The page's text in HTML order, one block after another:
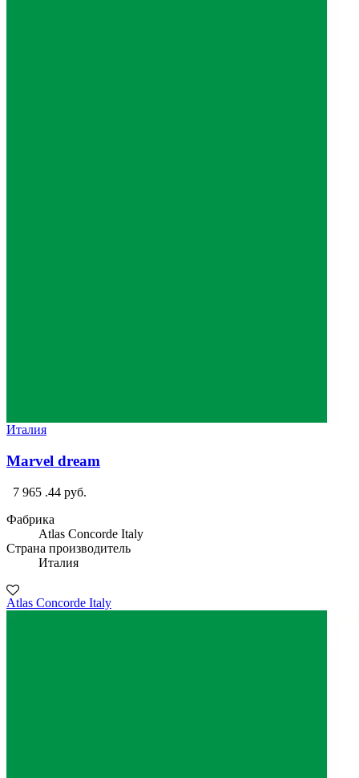
Италия
Marvel dream
7 965 .44 руб.
Фабрика
Atlas Concorde Italy
Страна производитель
Италия
Atlas Concorde Italy